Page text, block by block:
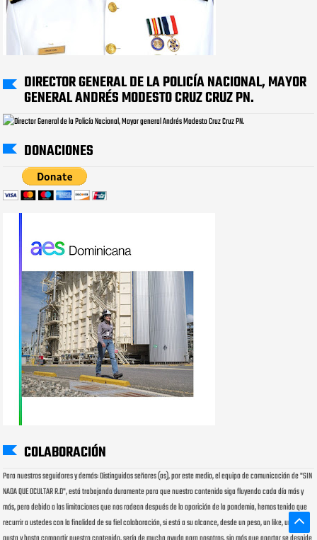
DIRECTOR GENERAL DE LA POLICÍA NACIONAL, MAYOR
GENERAL ANDRÉS MODESTO CRUZ CRUZ PN.
DONACIONES
COLABORACIÓN
Para nuestros seguidores y demás: Distinguidos señores (as), por este medio, el equipo de comunicación de "SIN
NADA QUE OCULTAR R.D", está trabajando duramente para que nuestro contenido siga fluyendo cada día más y
más, pero debido a las limitaciones que nos rodean después de la aparición de la pandemia, hemos tenido que
recurrir a ustedes con la finalidad de su fiel colaboración, si está a su alcance, desde un peso, un like, un me